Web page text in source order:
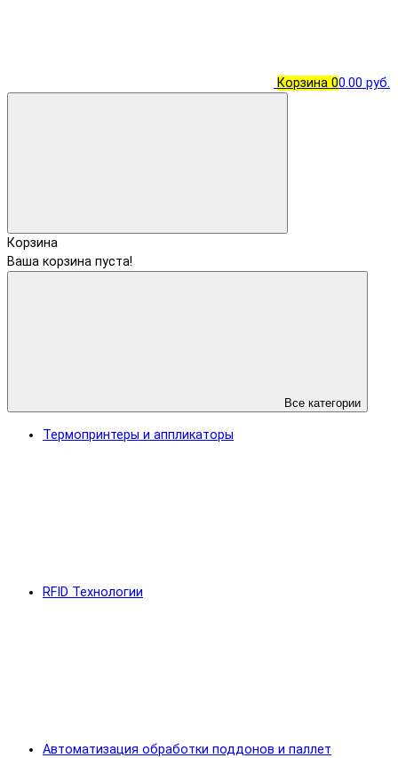
Корзина 00.00 руб.
Корзина
Ваша корзина пуста!
Все категории
Термопринтеры и аппликаторы
RFID Технологии
Автоматизация обработки поддонов и паллет